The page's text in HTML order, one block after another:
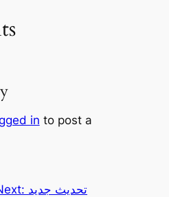
in to post a
تحديث جديد